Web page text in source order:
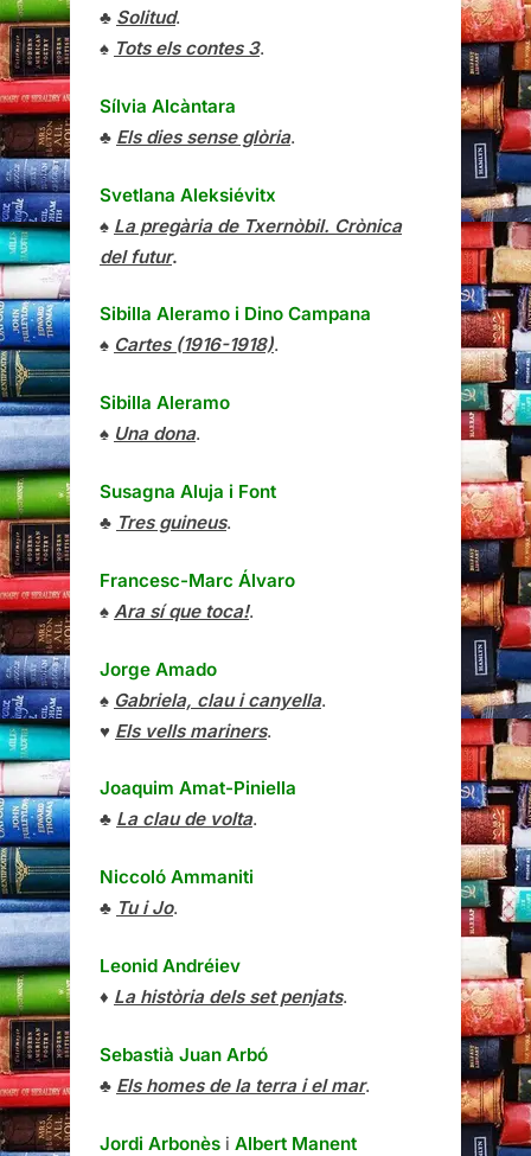
♣ Solitud.
♠ Tots els contes 3.
Sílvia Alcàntara
♣ Els dies sense glòria.
Svetlana Aleksiévitx
♠ La pregària de Txernòbil. Crònica
del futur.
Sibilla Aleramo i Dino Campana
♠ Cartes (1916-1918).
Sibilla Aleramo
♠ Una dona.
Susagna Aluja i Font
♣ Tres guineus.
Francesc-Marc Álvaro
♠ Ara sí que toca!.
Jorge Amado
♠ Gabriela, clau i canyella.
♥ Els vells mariners.
Joaquim Amat-Piniella
♣ La clau de volta.
Niccoló Ammaniti
♣ Tu i Jo.
Leonid Andréiev
♦ La història dels set penjats.
Sebastià Juan Arbó
♣ Els homes de la terra i el mar.
Jordi Arbonès i Albert Manent